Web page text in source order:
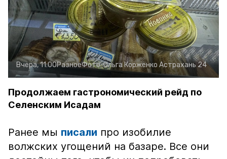
Вчера, 11:00РазноеФото:Ольга Корженко Астрахань 24
Продолжаем гастрономический рейд по
Селенским Исадам
Ранее мы писали про изобилие
волжских угощений на базаре. Все они